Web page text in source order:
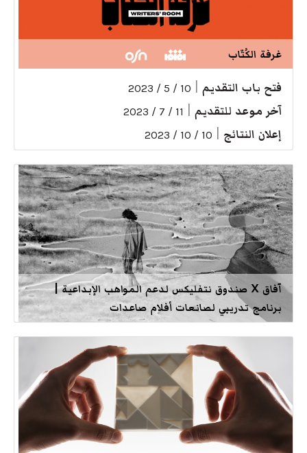
غرفة الكُتّاب
فتح باب التقديم 10 / 5 / 2023
آخر موعد للتقديم 11 / 7 / 2023
إعلان النتائج 10 / 10 / 2023
آفاق X صندوق نتفليكس لدعم المواهب الإبداعية |
برنامج تدريبي لصانعات أفلام صاعدات